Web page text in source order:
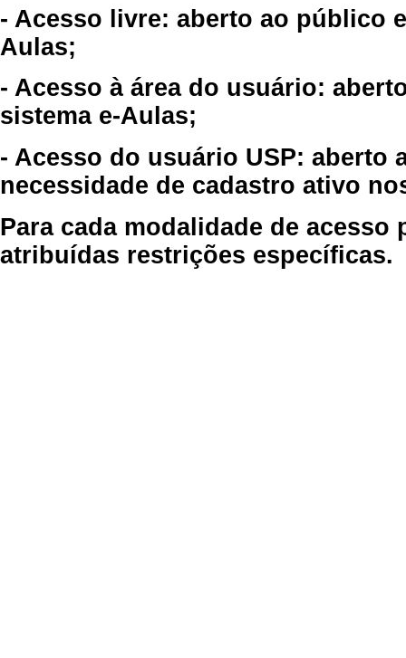
- Acesso livre: aberto ao público
Aulas;
- Acesso à área do usuário:
sistema e-Aulas;
- Acesso do usuário USP: aberto
necessidade de cadastro ativo
Para cada modalidade de
atribuídas restrições específicas.